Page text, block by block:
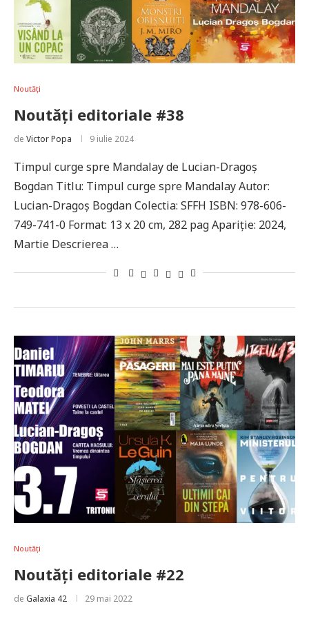
Noutăți
Noutăți editoriale #38
de Victor Popa 9 iulie 2024
Timpul curge spre Mandalay de Lucian-Dragoș
Bogdan Titlu: Timpul curge spre Mandalay Autor:
Lucian-Dragoș Bogdan Colectia: SFFH ISBN: 978-606-
749-741-0 Format: 13 x 20 cm, 282 pag Apariție: 2024,
Martie Descrierea …
Noutăți
Noutăți editoriale #22
de Galaxia 42 29 mai 2022